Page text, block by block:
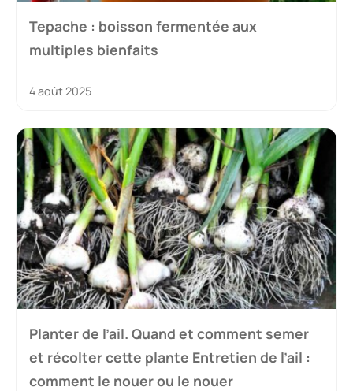
Tepache : boisson fermentée aux
multiples bienfaits
4 août 2025
Planter de l’ail. Quand et comment semer
et récolter cette plante Entretien de l’ail :
comment le nouer ou le nouer